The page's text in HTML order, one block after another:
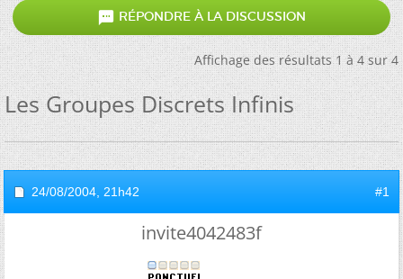
 RÉPONDRE À LA DISCUSSION
Affichage des résultats 1 à 4 sur 4
Les Groupes Discrets Infinis
24/08/2004, 21h42 #1
invite4042483f